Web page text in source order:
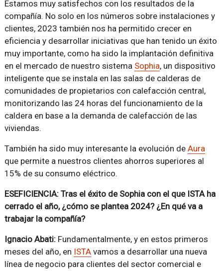
Estamos muy satisfechos con los resultados de la
compañía. No solo en los números sobre instalaciones y
clientes, 2023 también nos ha permitido crecer en
eficiencia y desarrollar iniciativas que han tenido un éxito
muy importante, como ha sido la implantación definitiva
en el mercado de nuestro sistema Sophia, un dispositivo
inteligente que se instala en las salas de calderas de
comunidades de propietarios con calefacción central,
monitorizando las 24 horas del funcionamiento de la
caldera en base a la demanda de calefacción de las
viviendas.
También ha sido muy interesante la evolución de Aura
que permite a nuestros clientes ahorros superiores al
15% de su consumo eléctrico.
ESEFICIENCIA: Tras el éxito de Sophia con el que ISTA ha
cerrado el año, ¿cómo se plantea 2024? ¿En qué va a
trabajar la compañía?
Ignacio Abati: Fundamentalmente, y en estos primeros
meses del año, en ISTAvamos a desarrollar una nueva
línea de negocio para clientes del sector comercial e